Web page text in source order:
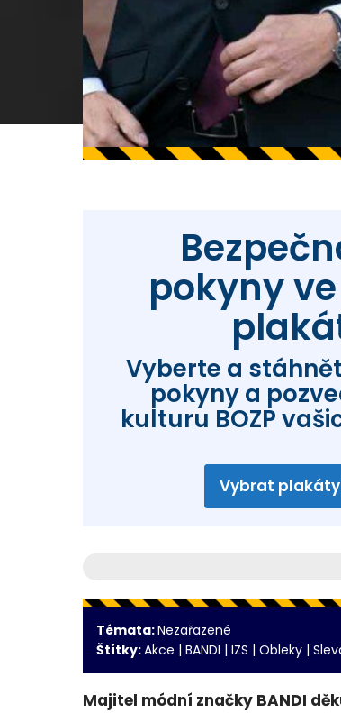
pokyny
Vyberte a
pokyny a
kulturu BOZP
Vybrat plakáty
Témata:Nezařazené
Štítky:Akce | BANDI | IZS | Obleky |
Majitel módní značky BANDI